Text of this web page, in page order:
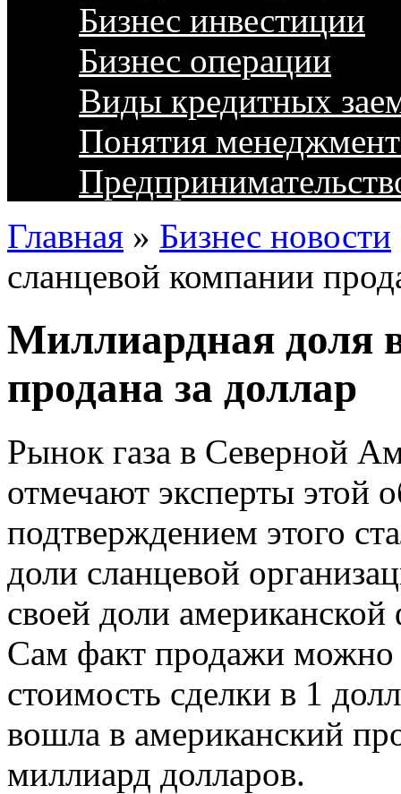
Бизнес инвестиции
Бизнес операции
Виды кредитных
Понятия
Главная » Бизнес новости
сланцевой компании
Миллиардная доля
продана за доллар
Рынок газа в Северной
отмечают эксперты этой
подтверждением этого
доли сланцевой
своей доли
Сам факт продажи можно
стоимость сделки в 1
вошла в американский
миллиард долларов.